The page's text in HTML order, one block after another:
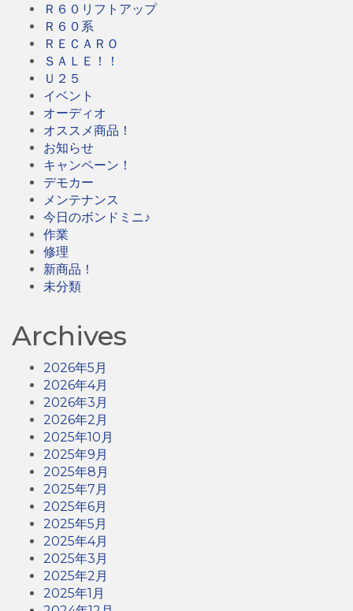
Ｒ６０リフトアップ
Ｒ６０系
ＲＥＣＡＲＯ
ＳＡＬＥ！！
Ｕ２５
イベント
オーディオ
オススメ商品！
お知らせ
キャンペーン！
デモカー
メンテナンス
今日のボンドミニ♪
作業
修理
新商品！
未分類
Archives
2026年5月
2026年4月
2026年3月
2026年2月
2025年10月
2025年9月
2025年8月
2025年7月
2025年6月
2025年5月
2025年4月
2025年3月
2025年2月
2025年1月